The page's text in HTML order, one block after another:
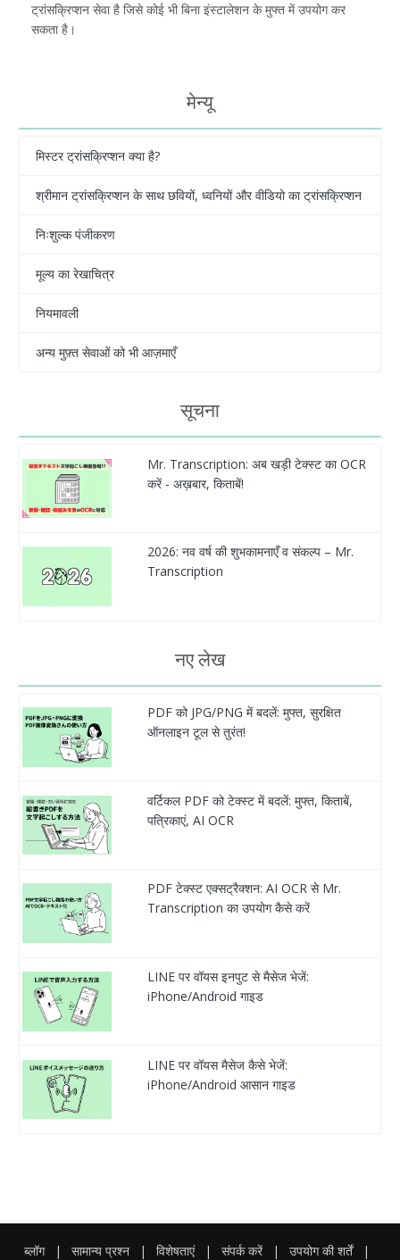
ट्रांसक्रिप्शन सेवा है जिसे कोई भी बिना इंस्टालेशन के मुफ्त में उपयोग कर
सकता है।
मेन्यू
मिस्टर ट्रांसक्रिप्शन क्या है?
श्रीमान ट्रांसक्रिप्शन के साथ छवियों, ध्वनियों और वीडियो का ट्रांसक्रिप्शन
निःशुल्क पंजीकरण
मूल्य का रेखाचित्र
नियमावली
अन्य मुफ़्त सेवाओं को भी आज़माएँ
सूचना
Mr. Transcription: अब खड़ी टेक्स्ट का OCR
करें - अख़बार, किताबें!
2026: नव वर्ष की शुभकामनाएँ व संकल्प – Mr.
Transcription
नए लेख
PDF को JPG/PNG में बदलें: मुफ्त, सुरक्षित
ऑनलाइन टूल से तुरंत!
वर्टिकल PDF को टेक्स्ट में बदलें: मुफ्त, किताबें,
पत्रिकाएं, AI OCR
PDF टेक्स्ट एक्सट्रैक्शन: AI OCR से Mr.
Transcription का उपयोग कैसे करें
LINE पर वॉयस इनपुट से मैसेज भेजें:
iPhone/Android गाइड
LINE पर वॉयस मैसेज कैसे भेजें:
iPhone/Android आसान गाइड
ब्लॉग | सामान्य प्रश्न | विशेषताएं | संपर्क करें | उपयोग की शर्तें |